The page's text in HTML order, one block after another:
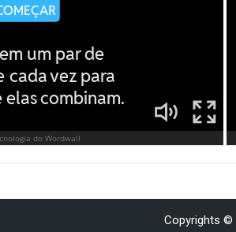
Copyrights ©